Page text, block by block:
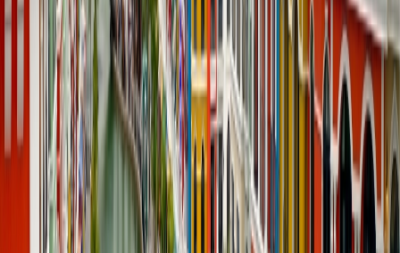
Los lugares de set-jetting:
el bar de la azotea del hotel Lebua
la Torre State, el Oriental Mandarin, las calles vibrantes de
Chinatown y más.
Las películas o series: Resacón en Las Vegas Parte II, El
hombre de la pistola de oro, Megalodón 2 y más
Cómo puede planificar un viaje de set-
jetting
Set-Jetting es una actividad emocionante; visitar los lugares de las
películas o series favoritas es el sueño de muchas personas, pero
cada paso requiere planificación para que la experiencia sea fluida.
Así que algunos de los consejos importantes que puede seguir para
planificar un viaje de set-jetting son los siguientes: